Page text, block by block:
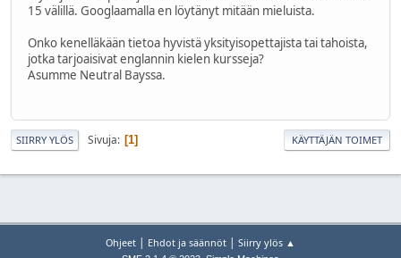
15 välillä. Googlaamalla en löytänyt mitään mieluista.
Onko kenelläkään tietoa hyvistä yksityisopettajista tai tahoista,
jotka tarjoaisivat englannin kielen kursseja?
Asumme Neutral Bayssa.
SIIRRY YLÖS Sivuja 1 KÄYTTÄJÄN TOIMET
Ohjeet Ehdot ja säännöt Siirry ylös ▲